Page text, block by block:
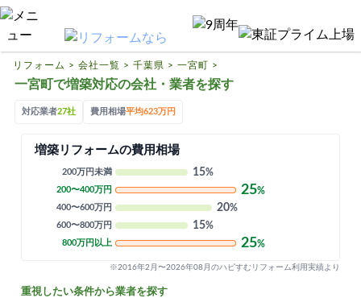
ハピすむリフォームとは
リフォームの基礎知識
リフォーム補助金
リフォーム会社一覧
閉じる
リフォーム > 会社一覧 > 千葉県 > 一宮町 >
一宮町で増築対応の会社・業者を探す
対応業者27社 費用相場平均623万円
増築リフォームの費用相場
200万円未満 15%
200〜400万円 25%
400〜600万円 20%
600〜800万円 15%
800万円以上 25%
※2016年2月〜2026年08月のハピすむリフォーム利用実績より
重視したい条件から業者を探す